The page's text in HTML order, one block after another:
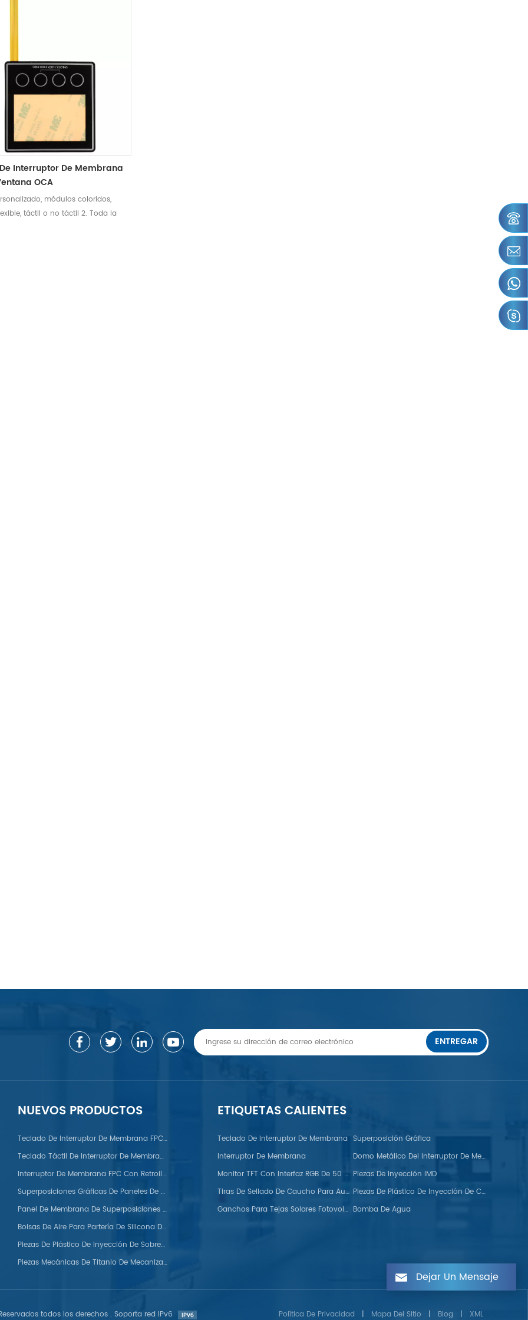
Interruptor De Membrana
OCA
módulos coloridos,
táctil o no táctil 2. Toda la
Nylon/POM/PVC/PMMA/PEEK
ENTREGAR
NUEVOS PRODUCTOS
Teclado De Interruptor De Membrana FPC Con Domo Metálico
Teclado Táctil De Interruptor De Membrana FPC
Interruptor De Membrana FPC Con Retroiluminación LED
Superposiciones Gráficas De Paneles De Membrana Para Automóviles
Panel De Membrana De Superposiciones Gráficas De Silicona
Bolsas De Aire Para Partería De Silicona De Grado Médico
Piezas De Plástico De Inyección De Sobremoldeo
Piezas Mecánicas De Titanio De Mecanizado CNC Personalizadas
ETIQUETAS CALIENTES
Teclado De Interruptor De Membrana Superposición Gráfica
Interruptor De Membrana
Domo Metálico Del Interruptor De Membrana FPC
Monitor TFT Con Interfaz RGB De 50 Pines Piezas De Inyección IMD
Tiras De Sellado De Caucho Para Automoción
Piezas De Plástico De Inyección De Colores Dobles
Ganchos Para Tejas Solares Fotovoltaicas Bomba De Agua
todos los derechos . Soporta red IPv6 Política De Privacidad | Mapa Del Sitio | Blog | XML
Dejar Un Mensaje